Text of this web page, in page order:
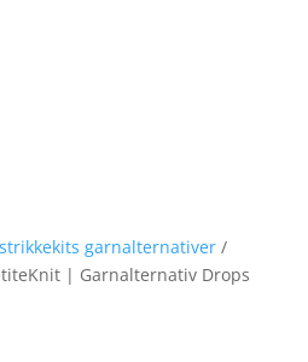
garnalternativer/
| Garnalternativ Drops